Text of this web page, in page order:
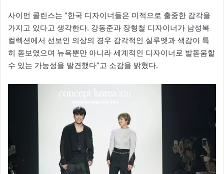
사이먼 콜린스는 “한국 디자이너들은 미적으로 출중한 감각을
가지고 있다고 생각한다. 강동준과 장형철 디자이너가 남성복
컬렉션에서 선보인 의상의 경우 감각적인 실루엣과 색감이 특
히 돋보였으며 뉴욕뿐만 아니라 세계적인 디자이너로 발돋움할
수 있는 가능성을 발견했다”고 소감을 밝혔다.